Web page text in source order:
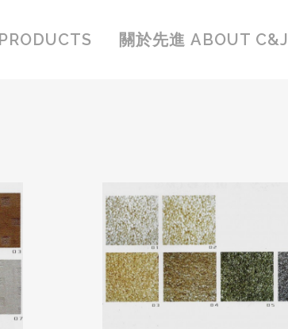
關於先進 ABOUT C&J